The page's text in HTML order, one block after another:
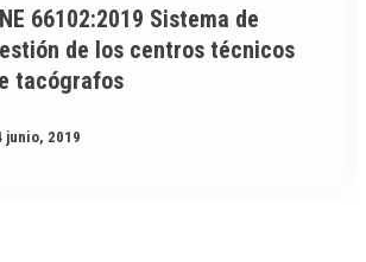
66102:2019 Sistema de
de los centros técnicos
tacógrafos
junio, 2019